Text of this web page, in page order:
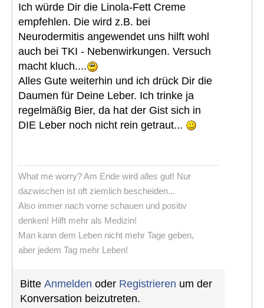
Ich würde Dir die Linola-Fett Creme
empfehlen. Die wird z.B. bei
Neurodermitis angewendet uns hilft wohl
auch bei TKI - Nebenwirkungen. Versuch
macht kluch....
Alles Gute weiterhin und ich drück Dir die
Daumen für Deine Leber. Ich trinke ja
regelmäßig Bier, da hat der Gist sich in
DIE Leber noch nicht rein getraut...
What me worry? Am Ende wird alles gut! Nur
dazwischen ist oft ziemlich bescheiden...
Also immer nach vorne schauen und positiv
denken! Hilft mehr als Medizin!
Man kann dem Leben nicht mehr Tage geben,
aber jedem Tag mehr Leben!
Bitte Anmelden oder Registrieren um der
Konversation beizutreten.